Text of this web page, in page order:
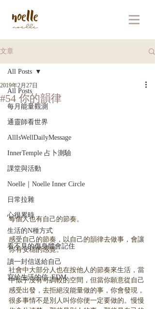
文章
All Posts
每月能量觀測
通靈師看世界
AllIsWellDailyMessage
InnerTemple 占卜測驗
課堂與活動
Noelle｜Noelle Inner Circle
日常拉雜
心很累時
生活的N種方式
看不見的傷身體會記住
讀一封信送給自己
寫給生活的信_EDM
All Posts
#54 你的韻律
2019年2月27日
每個人也有自己的節奏。
感受自己的節奏，以自己的韻律去做事，會讓
你有安穩的感覺。
社會中大部分人也在按他人的節奏來生活，當
中似乎沒有可調較的空間，但當你願意從自己
感受出發，去拒絕沒能量做的事，你會發現，
很多事情不是別人叫你你便一定要做的。慢慢